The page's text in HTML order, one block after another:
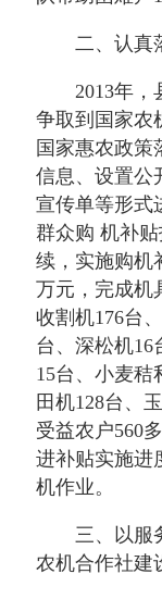
二、认真
2013年，
争取到国家农
国家惠农政策
信息、设置公
宣传单等形式
群众购 机补
续，实施购机
万元，完成机
收割机176台
台、深松机16
15台、小麦秸
田机128台、
受益农户560
进补贴实施进
机作业。
三、以服
农机合作社建